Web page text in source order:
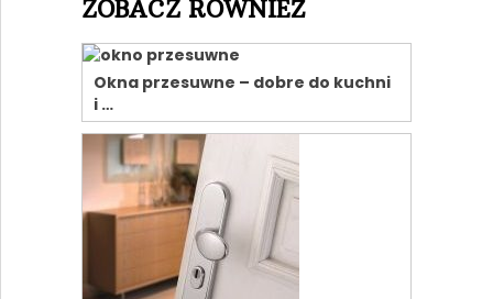
ZOBACZ RÓWNIEŻ
Okna przesuwne – dobre do kuchni
i …